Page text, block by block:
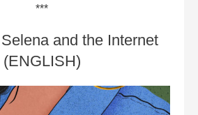
***
and the Internet
(ENGLISH)